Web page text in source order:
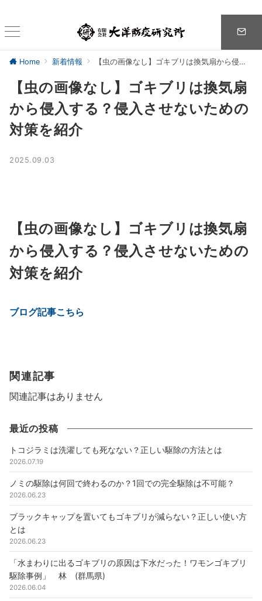
Home 新着情報 【虫の画像なし】ゴキブリは換気扇から侵入する？侵入させないための対策を紹介
【虫の画像なし】ゴキブリは換気扇
から侵入する？侵入させないための
対策を紹介
2025.09.03
【虫の画像なし】ゴキブリは換気扇
から侵入する？侵入させないための
対策を紹介
ブログ記事こちら
関連記事
関連記事はありません
最近の投稿
トコジラミは洗濯しても死なない？正しい駆除の方法とは
2026.07.19
ノミの駆除は何回で終わるのか？1回での完全駆除は不可能？
2026.06.23
ブラックキャップを置いてもゴキブリが減らない？正しい使い方
とは
2026.06.23
「水まわりに出るゴキブリの原因は下水だった！ワモンゴキブリ
駆除事例」 林 (群馬県)
2026.06.04